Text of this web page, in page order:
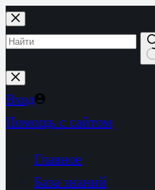
Перейти
к
Ничего
не
найдено
Вход
Помощь с сайтом
Главное
База знаний